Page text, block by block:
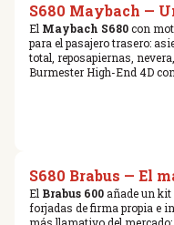
S680 Maybach —
El Maybach S680con
para el pasajero trasero:
total, reposapiernas,
Burmester High-End 4D
S680 Brabus — El
El Brabus 600 añade un
forjadas de firma propia e